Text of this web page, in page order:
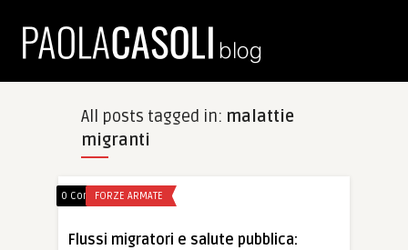
All posts tagged in: malattie
migranti
0 CommentsFORZE ARMATE
Flussi migratori e salute pubblica: